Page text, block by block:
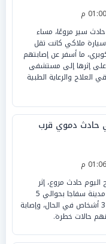
سير مروعًا، مساء
ملاكي كانت تقل
ما أسفر عن إصابتهم
على إثرها إلى مستشفى
العلاج والرعاية الطبية
في حادث دموي قرب
حادث مروع، إثر
انقلاب سيارة ميكروباص قبل مدينة سفاجا بحوالي 5
كيلومترات، ما أسفر عن وفاة 3 أشخاص في الحال، وإصابة